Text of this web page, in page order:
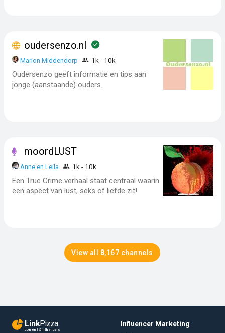
oudersenzo.nl
Marion Middendorp 1k - 10k
Oudersenzo geeft informatie en tips aan
jonge (aanstaande) ouders.
moordLUST
Anne en Leila 1k - 10k
Een True Crime verhaal staat centraal waarin
een aspect van lust, seks of liefde zit!
View all 8,167 channels
LinkPizza
content & influencers
Influencer Marketing